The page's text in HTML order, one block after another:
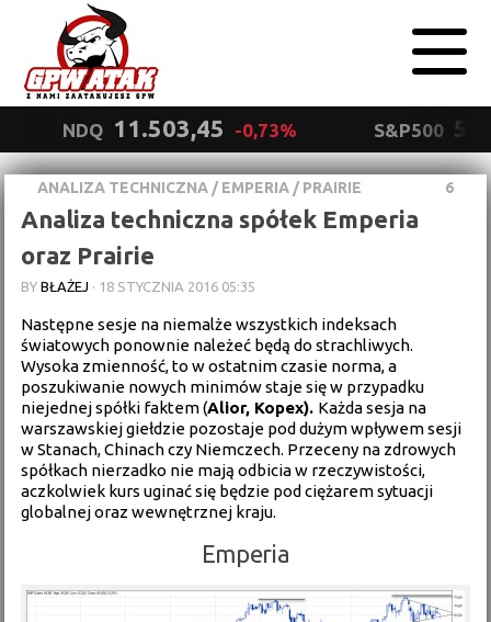
NDQ 11.503,45 -0,73% S&P500
ANALIZA TECHNICZNA / EMPERIA / PRAIRIE 6
Analiza techniczna spółek Emperia
oraz Prairie
BYBŁAŻEJ · 18 STYCZNIA 2016 05:35
Następne sesje na niemalże wszystkich indeksach
światowych ponownie należeć będą do strachliwych.
Wysoka zmienność, to w ostatnim czasie norma, a
poszukiwanie nowych minimów staje się w przypadku
niejednej spółki faktem (Alior, Kopex). Każda sesja na
warszawskiej giełdzie pozostaje pod dużym wpływem sesji
w Stanach, Chinach czy Niemczech. Przeceny na zdrowych
spółkach nierzadko nie mają odbicia w rzeczywistości,
aczkolwiek kurs uginać się będzie pod ciężarem sytuacji
globalnej oraz wewnętrznej kraju.
Emperia
Polityka
prywatności
Wyrażam zgodę.